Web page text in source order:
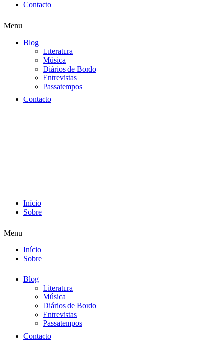
Contacto
Menu
Blog
Literatura
Música
Diários de Bordo
Entrevistas
Passatempos
Contacto
Início
Sobre
Menu
Início
Sobre
Blog
Literatura
Música
Diários de Bordo
Entrevistas
Passatempos
Contacto